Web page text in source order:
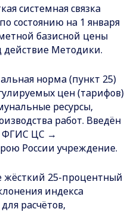
системная связка
состоянию на 1 января
базисной цены
Методики.
норма (пункт 25)
цен (тарифов)
ресурсы,
работ. Введён
ФГИС ЦС →
России учреждение.
жёсткий 25-процентный
индекса
расчётов,